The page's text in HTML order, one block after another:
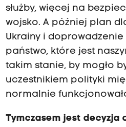
służby, więcej na
wojsko. A później plan
Ukrainy i
państwo, które jest
takim stanie, by mogło
uczestnikiem polityki
normalnie
Tymczasem jest decyzja